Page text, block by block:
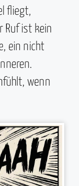
fliegt,
Ruf ist kein
ein nicht
wenn